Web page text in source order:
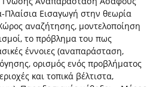
Πλαίσια Εισαγωγή στην θεωρία
αναζήτησης, μοντελοποίηση
το πρόβλημα του πως
έννοιες (αναπαράσταση,
ορισμός ενός προβλήματος
και τοπικά βέλτιστα,